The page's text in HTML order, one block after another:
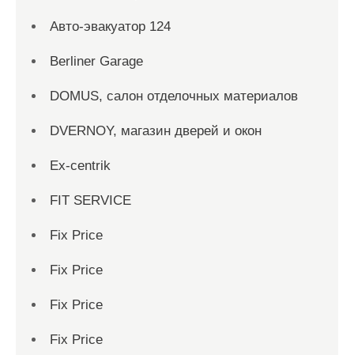
Aвто-эвакуатор 124
Berliner Garage
DOMUS, салон отделочных материалов
DVERNOY, магазин дверей и окон
Ex-centrik
FIT SERVICE
Fix Price
Fix Price
Fix Price
Fix Price